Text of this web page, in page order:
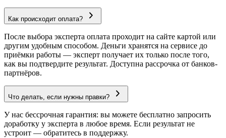
Как происходит оплата?
После выбора эксперта оплата проходит на сайте картой или
другим удобным способом. Деньги хранятся на сервисе до
приёмки работы — эксперт получает их только после того,
как вы подтвердите результат. Доступна рассрочка от банков-
партнёров.
Что делать, если нужны правки?
У нас бессрочная гарантия: вы можете бесплатно запросить
доработку у эксперта в любое время. Если результат не
устроит — обратитесь в поддержку.